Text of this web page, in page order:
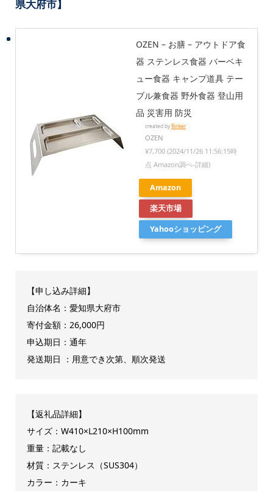
県大府市】
OZEN – お膳 – アウトドア食
器 ステンレス食器 バーベキ
ュー食器 キャンプ道具 テー
ブル兼食器 野外食器 登山用
品 災害用 防災
created byRinker
OZEN
¥7,700 (2024/11/26 11:56:15時
点 Amazon調べ-詳細)
Amazon
楽天市場
Yahooショッピング
【申し込み詳細】
自治体名：愛知県大府市
寄付金額：26,000円
申込期日：通年
発送期日 ：用意でき次第、順次発送
【返礼品詳細】
サイズ：W410×L210×H100mm
重量：記載なし
材質：ステンレス（SUS304）
カラー：カーキ